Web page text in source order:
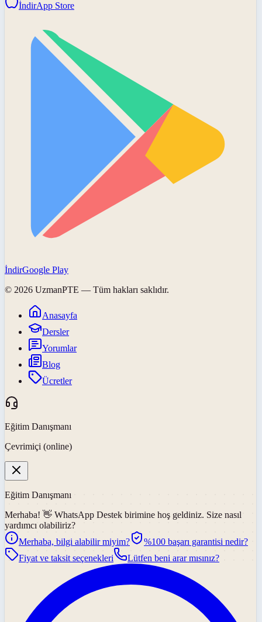
İndirApp Store
İndirGoogle Play
© 2026 UzmanPTE — Tüm hakları saklıdır.
Anasayfa
Dersler
Yorumlar
Blog
Ücretler
Eğitim Danışmanı
Çevrimiçi (online)
Eğitim Danışmanı
Merhaba! 👋 WhatsApp Destek birimine hoş geldiniz. Size nasıl
yardımcı olabiliriz?
Merhaba, bilgi alabilir miyim?
%100 başarı garantisi nedir?
Fiyat ve taksit seçenekleri
Lütfen beni arar mısınız?